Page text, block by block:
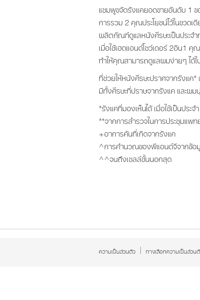
แชมพูขจัดรังแคยอดขายอันดับ 1
การรวม 2 คุณประโยชน์ไว้ในขวด
ผลิตภัณฑ์ดูแลหนังศีรษะเป็นประจ
เมื่อใช้เฮดแอนด์โชว์เดอร์ 2อิน1
ทำให้คุณสามารถดูแลผมง่ายๆ ได้
ที่ช่วยให้หนังศีรษะปราศจากรังแค*
มีทั้งศีรษะที่ปราษจากรังแค และผม
*รังแคที่มองเห็นได้ เมื่อใช้เป็นประจำ
**จากการสำรวจในการประชุมแพ
+อาการคันที่เกิดจากรังแค
^การคำนวณของพีแอนด์จีจากข้อ
^^จนถึงเซลล์ชั้นนอกสุด
ความเป็นส่วนตัว ทางเลือกความเป็นส่ว